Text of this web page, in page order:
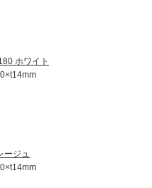
ホワイト
ージュ